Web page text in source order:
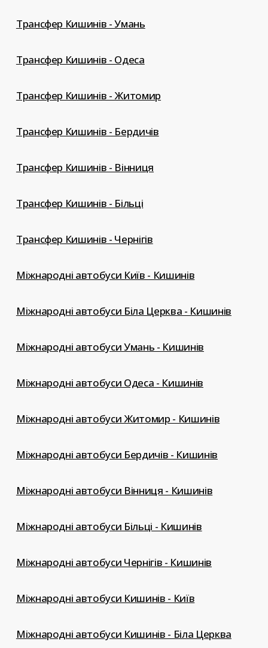
Трансфер Кишинів - Умань
Трансфер Кишинів - Одеса
Трансфер Кишинів - Житомир
Трансфер Кишинів - Бердичів
Трансфер Кишинів - Вінниця
Трансфер Кишинів - Більці
Трансфер Кишинів - Чернігів
Міжнародні автобуси Київ - Кишинів
Міжнародні автобуси Біла Церква - Кишинів
Міжнародні автобуси Умань - Кишинів
Міжнародні автобуси Одеса - Кишинів
Міжнародні автобуси Житомир - Кишинів
Міжнародні автобуси Бердичів - Кишинів
Міжнародні автобуси Вінниця - Кишинів
Міжнародні автобуси Більці - Кишинів
Міжнародні автобуси Чернігів - Кишинів
Міжнародні автобуси Кишинів - Київ
Міжнародні автобуси Кишинів - Біла Церква